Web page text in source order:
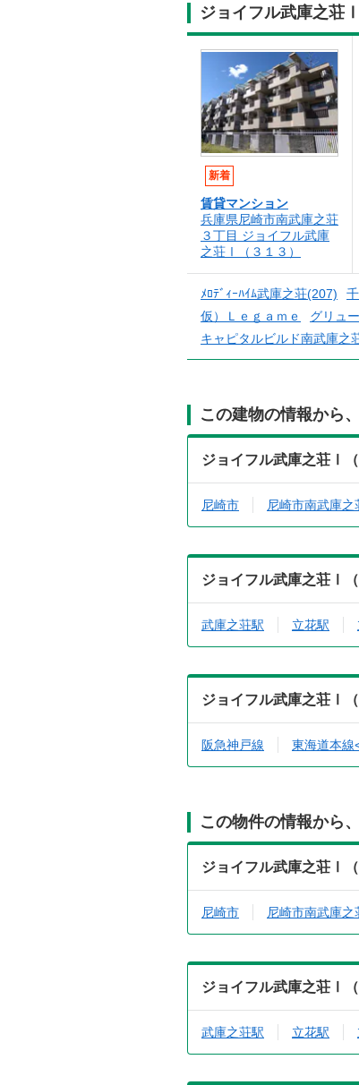
ジョイフル武庫之荘
新着
賃貸マンション
兵庫県尼崎市南武庫之荘
３丁目 ジョイフル武庫
之荘Ⅰ（３１３）
ﾒﾛﾃﾞｨｰﾊｲﾑ武庫之荘(207)
仮）Ｌｅｇａｍｅ
グリュ
キャピタルビルド南武庫之
この建物の情報から
ジョイフル武庫之荘Ⅰ
尼崎市 尼崎市南武庫之
ジョイフル武庫之荘Ⅰ
武庫之荘駅 立花駅
ジョイフル武庫之荘Ⅰ
阪急神戸線 東海道本線
この物件の情報から
ジョイフル武庫之荘Ⅰ
尼崎市 尼崎市南武庫之
ジョイフル武庫之荘Ⅰ
武庫之荘駅 立花駅